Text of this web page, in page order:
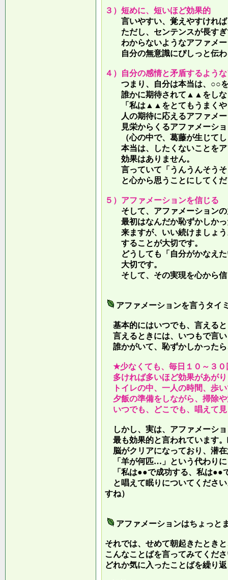
３）短めに、短いほど効果的
言いやすい、覚えやすければ
ただし、センテンスが長すぎ
わからないようなアファメー
自分の無意識にぴしっと伝わ
４）自分の感情と矛盾するよう
つまり、自分は本当は、○○を
誰かに期待されて▲▲をしな
「私は▲▲をとてもうまくや
人の期待に応えるアファメ
見栄からくるアファメーショ
（心の中で、葛藤が生じてし
本当は、したくないことをア
効果はありません。
言っていて 「うんうんそう
と心から思うことにしてくだ
５）アファメーションを信じる
そして、アファメーションの
最初はなんだか恥ずかしかっ
来ますが、いい続けましょう
することが大切です。
どうしても「自分がかなえた
大切です。
そして、その実現を心から信
アファメーションを言うタイ
基本的にはいつでも、言える
言えるときには、いつもで言
誰かがいて、恥ずかしかった
★少なくても、毎日１０～３０
多ければ多いほど効果があが
トイレの中、一人の時間、歩
夕飯の準備をしながら、掃除
いつでも、どこでも、唱えて
しかし、実は、アファメーシ
最も効果的と言われています
脳がクリアになっており、潜
「羊が何匹…」という代わりに
「私は●●で成功する、私は●●
と唱えて眠りについてくださ
すね）
アファメーションはちょっと
それでは、せめて朝起きたとき
こんなことばを言ってみてくだ
どれか気に入ったことばを繰り